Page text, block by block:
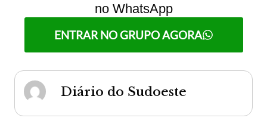
no WhatsApp
ENTRAR NO GRUPO AGORA
Diário do Sudoeste